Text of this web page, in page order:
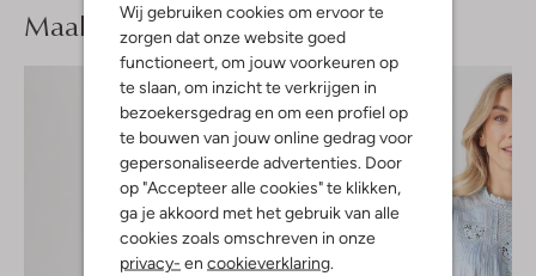
Wij gebruiken cookies om ervoor te
zorgen dat onze website goed
functioneert, om jouw voorkeuren op
te slaan, om inzicht te verkrijgen in
bezoekersgedrag en om een profiel op
te bouwen van jouw online gedrag voor
gepersonaliseerde advertenties. Door
op "Accepteer alle cookies" te klikken,
ga je akkoord met het gebruik van alle
cookies zoals omschreven in onze
privacy- en cookieverklaring
Maak jelook compleet